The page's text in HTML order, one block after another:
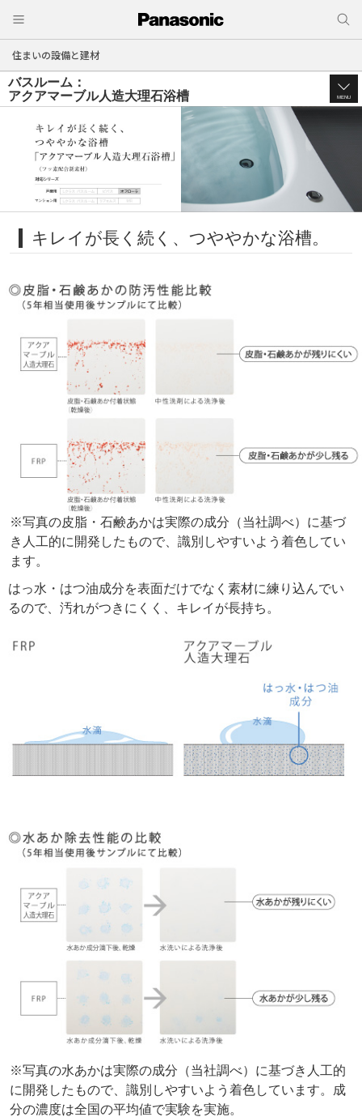
住まいの設備と建材
バスルーム：
アクアマーブル人造大理石浴槽
MENU
キレイが長く続く、つややかな浴槽。
※写真の皮脂・石鹸あかは実際の成分（当社調べ）に基づ
き人工的に開発したもので、識別しやすいよう着色してい
ます。
はっ水・はつ油成分を表面だけでなく素材に練り込んでい
るので、汚れがつきにくく、キレイが長持ち。
※写真の水あかは実際の成分（当社調べ）に基づき人工的
に開発したもので、識別しやすいよう着色しています。成
分の濃度は全国の平均値で実験を実施。